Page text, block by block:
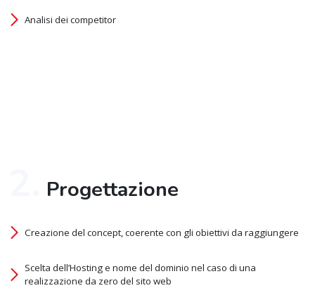
Analisi dei competitor
Progettazione
Creazione del concept, coerente con gli obiettivi da raggiungere
Scelta dell’Hosting e nome del dominio nel caso di una
realizzazione da zero del sito web